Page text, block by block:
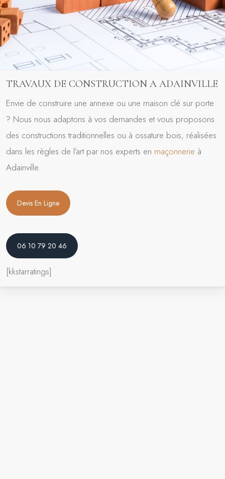
TRAVAUX DE CONSTRUCTION A ADAINVILLE
Envie de construire une annexe ou une maison clé sur porte
? Nous nous adaptons à vos demandes et vous proposons
des constructions traditionnelles ou à ossature bois, réalisées
dans les règles de l’art par nos experts en maçonnerie à
Adainville.
Devis En Ligne
06 10 79 20 46
[kkstarratings]